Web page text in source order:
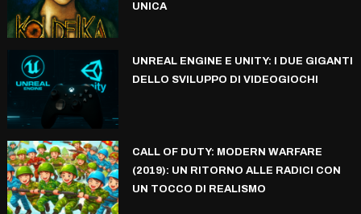
UNICA
UNREAL ENGINE E UNITY: I DUE GIGANTI
DELLO SVILUPPO DI VIDEOGIOCHI
CALL OF DUTY: MODERN WARFARE
(2019): UN RITORNO ALLE RADICI CON
UN TOCCO DI REALISMO